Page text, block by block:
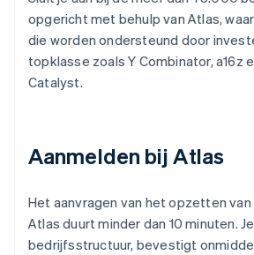
opgericht met behulp van Atlas,
die worden ondersteund door
topklasse zoals Y Combinator, a16z
Catalyst.
Aanmelden bij Atlas
Het aanvragen van het opzetten
Atlas duurt minder dan 10 minuten.
bedrijfsstructuur, bevestigt